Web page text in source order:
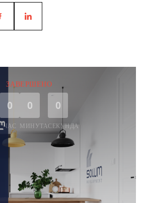
ЗАВЕРШЕНО
0
ЧАС
0
МИНУТА
0
СЕКУНДА